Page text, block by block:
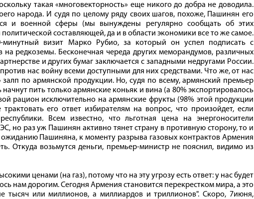
такая «многовекторность» еще никого до добра не доводила.
народа. И судя по целому ряду своих шагов, похоже, Пашинян его
и военной сферы (мы вынуждены регулярно сообщать об этих
составляющей, да и в области экономики все то же самое.
визит Марко Рубио, за который он успел подписать с
редкоземы. Бесконечная череда других меморандумов, различных
и других бумаг заключается с западными недругами России.
нас войну всеми доступными для них средствами. Что же, от нас
по армянской продукции. Но, судя по всему, армянский премьер
пить только армянские коньяк и вина (а 80% экспортировалось
рацион исключительно на армянские фрукты (98% этой продукции
его ответ избирателям на вопрос, что произойдет, если
Всем известно, что льготная цена на энергоносители
но раз уж Пашинян активно тянет страну в противную сторону, то и
ожиданию Пашиняна, к моменту разрыва газовых контрактов Армения
Откуда возьмутся деньги, премьер-министр не пояснил, видимо из
ценами (на газ), потому что на эту угрозу есть ответ: у нас будет
нам дорогим. Сегодня Армения становится перекрестком мира, а это
тысяч или миллионов, а миллиардов и триллионов". Скоро, 7июня,